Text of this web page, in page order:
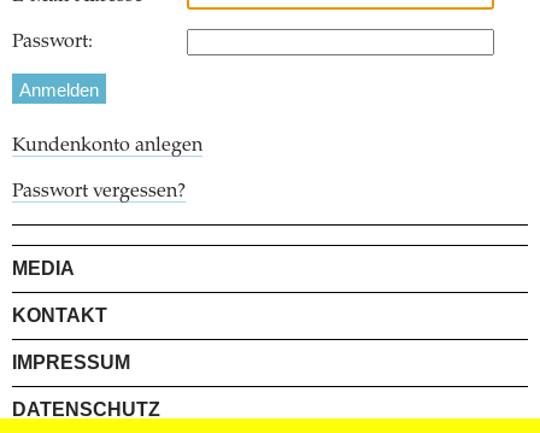
Passwort:
Kundenkonto anlegen
Passwort vergessen?
MEDIA
KONTAKT
IMPRESSUM
DATENSCHUTZ